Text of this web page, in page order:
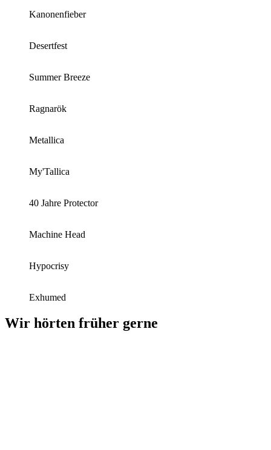
Kanonenfieber
Desertfest
Summer Breeze
Ragnarök
Metallica
My'Tallica
40 Jahre Protector
Machine Head
Hypocrisy
Exhumed
Wir hörten früher gerne